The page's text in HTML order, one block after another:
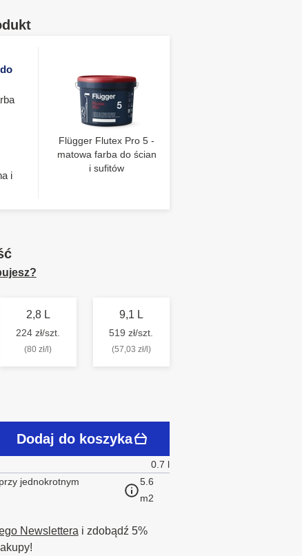
i
Flügger Flutex Pro 5 -
matowa farba do ścian
i sufitów
2,8 L
224 zł/szt.
(80 zł/l)
9,1 L
519 zł/szt.
(57,03 zł/l)
Dodaj do koszyka
0.7 l
jednokrotnym
5.6
m2
Newslettera i zdobądź 5%